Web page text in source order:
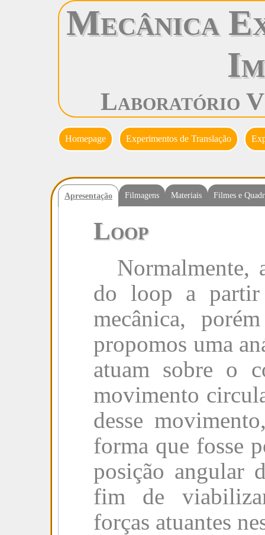
Mecânica
Laboratório
Homepage Experimentos de Translação
Apresentação Filmagens Materiais Filmes e
Loop
Normalmente,
do loop a partir
mecânica,
propomos uma
atuam sobre o
movimento
desse
forma que fosse
posição angular
fim de
forças atuantes